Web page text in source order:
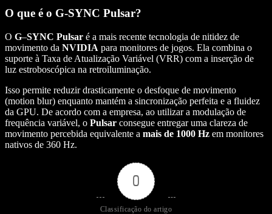
O que é o G-SYNC Pulsar?
O G–SYNC Pulsar é a mais recente tecnologia de nitidez de
movimento da NVIDIA para monitores de jogos. Ela combina o
suporte à Taxa de Atualização Variável (VRR) com a inserção de
luz estroboscópica na retroiluminação.
Isso permite reduzir drasticamente o desfoque de movimento
(motion blur) enquanto mantém a sincronização perfeita e a fluidez
da GPU. De acordo com a empresa, ao utilizar a modulação de
frequência variável, o Pulsar consegue entregar uma clareza de
movimento percebida equivalente a mais de 1000 Hz em monitores
nativos de 360 Hz.
0
Classificação do artigo